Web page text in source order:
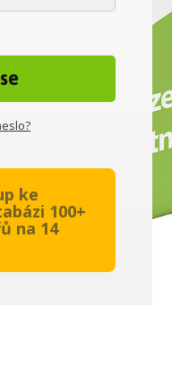
ke
100+
na 14